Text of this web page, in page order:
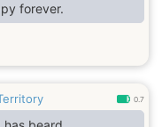
forever.
0.7